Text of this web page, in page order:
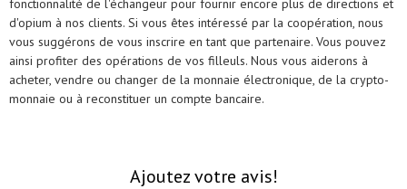
fonctionnalité de l'échangeur pour fournir encore plus de directions et
d'opium à nos clients. Si vous êtes intéressé par la coopération, nous
vous suggérons de vous inscrire en tant que partenaire. Vous pouvez
ainsi profiter des opérations de vos filleuls. Nous vous aiderons à
acheter, vendre ou changer de la monnaie électronique, de la crypto-
monnaie ou à reconstituer un compte bancaire.
Ajoutez votre avis!